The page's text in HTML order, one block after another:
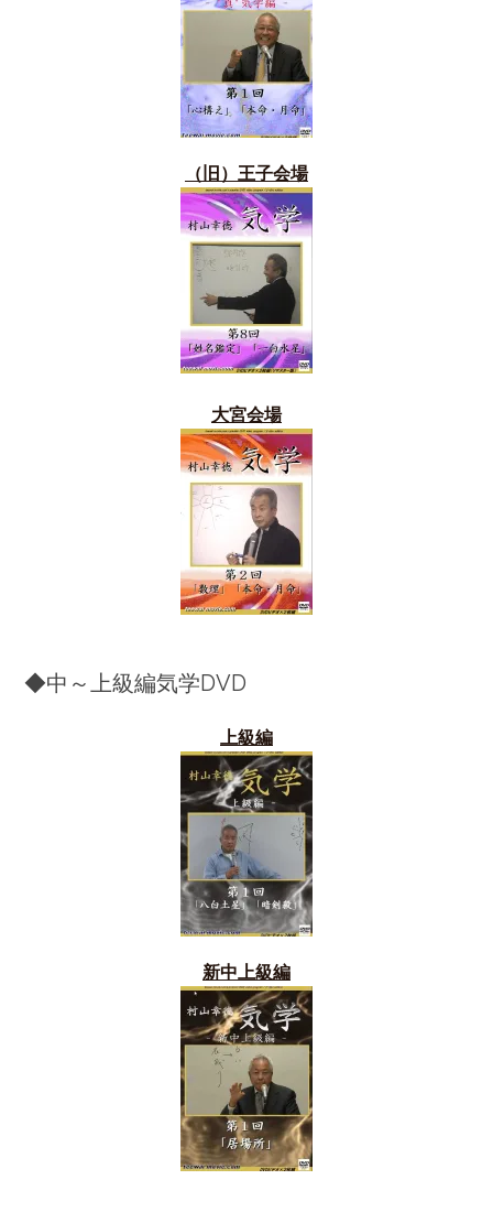
（旧） 王子会場
大宮会場
◆中～上級編気学DVD
上級編
新中上級編